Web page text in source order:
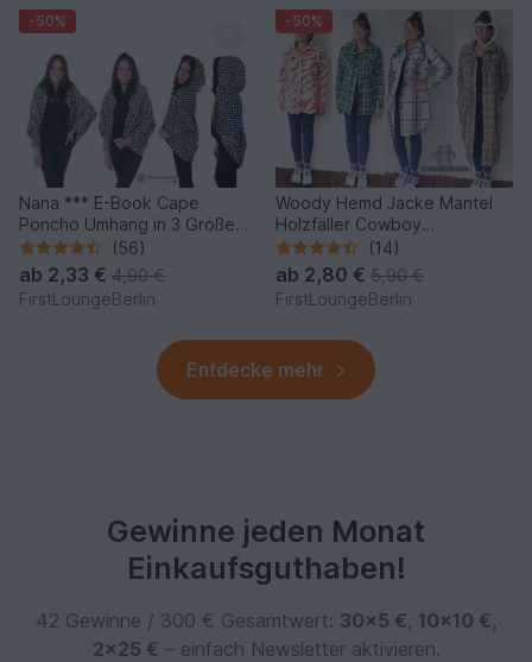
-50%
Nana *** E-Book Cape
Poncho Umhang in 3 Größen
XS/S bis XL/XXL Nähanleitung
mit Schnittmuster Nähen
leicht und schnell! von
firstloungeberlin
(56)
ab 2,33 € 4,90 €
FirstLoungeBerlin
-50%
Woody Hemd Jacke Mantel
Holzfäller Cowboy
Fleecejacke Damenbluse
(14)
ab 2,80 € 5,90 €
FirstLoungeBerlin
Entdecke mehr
Gewinne jeden Monat
Einkaufsguthaben!
42 Gewinne / 300 € Gesamtwert: 30×5 €, 10×10 €,
2×25 € – einfach Newsletter aktivieren.